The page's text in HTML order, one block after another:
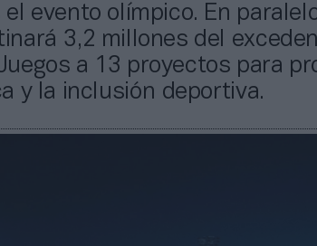
evento olímpico. En
3,2 millones del
a 13 proyectos para
y la inclusión deportiva.